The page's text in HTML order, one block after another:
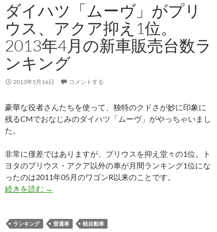
ダイハツ「ムーヴ」がプリ
ウス、アクア抑え1位。
2013年4月の新車販売台数ラ
ンキング
2013年5月16日 コメントする
豪華な役者さんたちを使って、独特のクドさが妙に印象に
残るCMでおなじみのダイハツ「ムーヴ」がやっちゃいまし
た。
非常に僅差ではありますが、プリウスを抑え堂々の1位。ト
ヨタのプリウス・アクア以外の車が月間ランキング1位にな
ったのは2011年05月のワゴンR以来のことです。
続きを読む →
ランキング 普通車 軽自動車